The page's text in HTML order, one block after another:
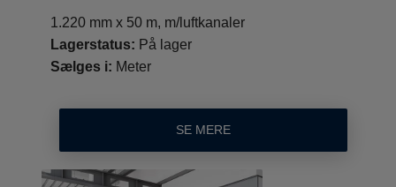
1.220 mm x 50 m, m/luftkanaler
Lagerstatus: På lager
Sælges i: Meter
SE MERE